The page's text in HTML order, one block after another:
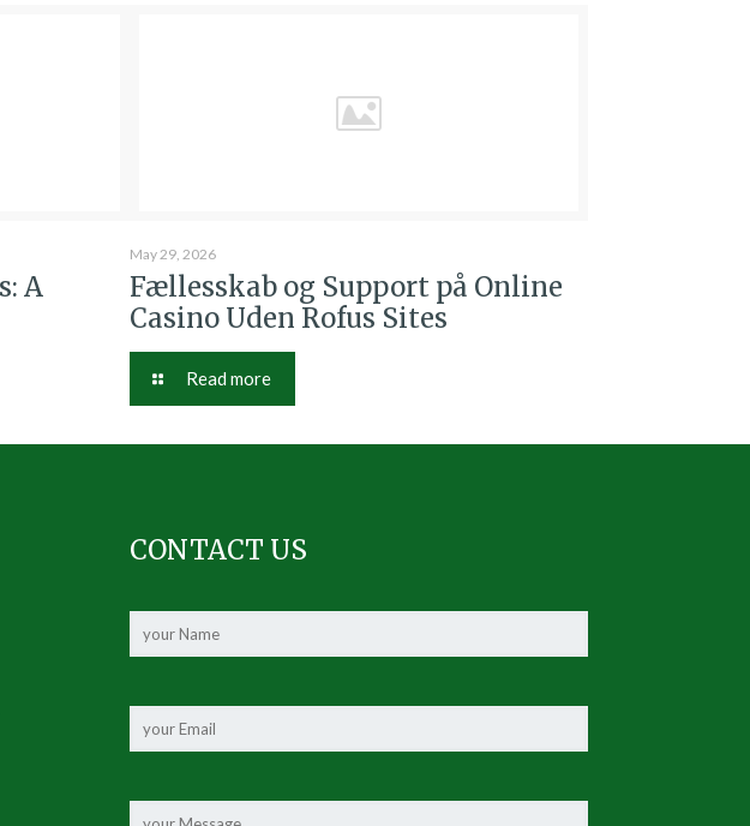
A
May 29, 2026
Fællesskab og Support på Online
Casino Uden Rofus Sites
Read more
CONTACT US